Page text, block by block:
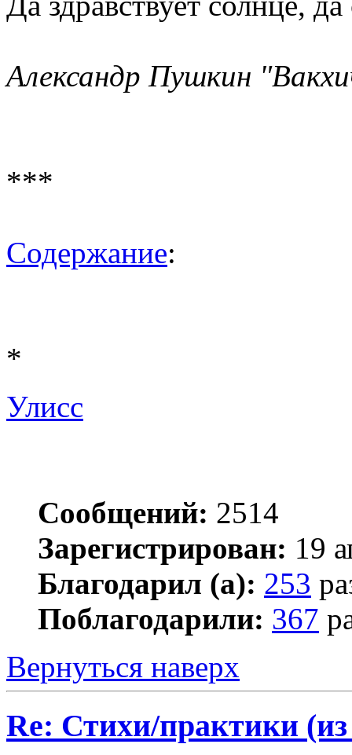
Александр Пушкин
***
Содержание:
*
Улисс
Сообщений: 2514
Зарегистрирован: 19
Благодарил (а): 253
Поблагодарили: 367
Вернуться наверх
Re: Стихи/практики